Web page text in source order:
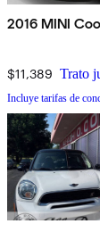
2016 MINI
$11,389 Trato
Incluye tarifas de